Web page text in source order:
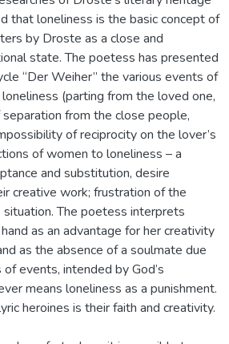
that loneliness is the basic concept of
by Droste as a close and
state. The poetess has presented
“Der Weiher” the various events of
(parting from the loved one,
from the close people,
of reciprocity on the lover’s
of women to loneliness – a
and substitution, desire
creative work; frustration of the
The poetess interprets
as an advantage for her creativity
as the absence of a soulmate due
events, intended by God’s
means loneliness as a punishment.
heroines is their faith and creativity.